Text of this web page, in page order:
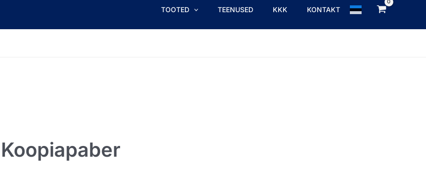
TOOTED TEENUSED KKK KONTAKT
Koopiapaber